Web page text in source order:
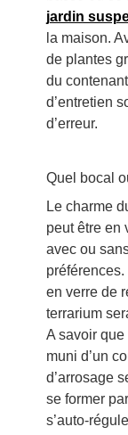
jardin
la maison.
de plantes
du
d’entretien
d’erreur.
Quel bocal
Le charme
peut être en
avec ou
en verre de
terrarium
A savoir
muni d’un
d’arrosage
se former
s’auto-